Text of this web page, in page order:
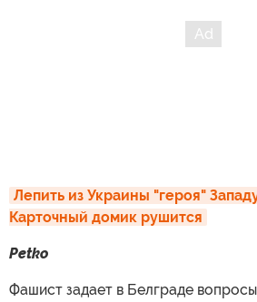
Лепить из Украины "героя"
Карточный домик рушится
Petko
Фашист задает в Белграде